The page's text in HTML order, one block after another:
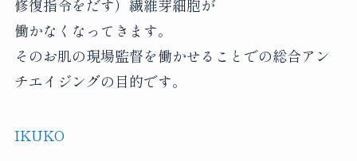
修復指令をだす）繊維芽細胞が
働かなくなってきます。
そのお肌の現場監督を働かせることでの総合アン
チエイジングの目的です。
IKUKO